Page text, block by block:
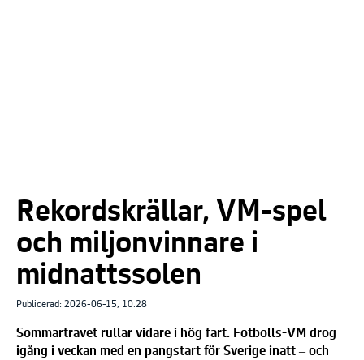
Rekordskrällar, VM-spel
och miljonvinnare i
midnattssolen
Publicerad: 2026-06-15, 10.28
Sommartravet rullar vidare i hög fart. Fotbolls-VM drog
igång i veckan med en pangstart för Sverige inatt – och